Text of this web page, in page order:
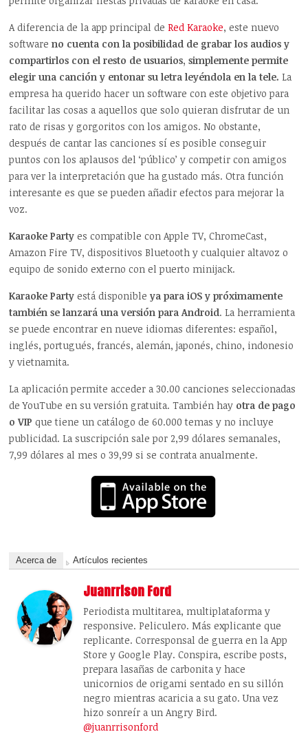
A diferencia de la app principal deRed Karaoke, este nuevo
software no cuenta con la posibilidad de grabar los audios y
compartirlos con el resto de usuarios, simplemente permite
elegir una canción y entonar su letra leyéndola en la tele. La
empresa ha querido hacer un software con este objetivo para
facilitar las cosas a aquellos que solo quieran disfrutar de un
rato de risas y gorgoritos con los amigos. No obstante,
después de cantar las canciones sí es posible conseguir
puntos con los aplausos del ‘público’ y competir con amigos
para ver la interpretación que ha gustado más. Otra función
interesante es que se pueden añadir efectos para mejorar la
voz.
Karaoke Party es compatible con Apple TV, ChromeCast,
Amazon Fire TV, dispositivos Bluetooth y cualquier altavoz o
equipo de sonido externo con el puerto minijack.
Karaoke Party está disponibleya para iOS y próximamente
también se lanzará una versión para Android. La herramienta
se puede encontrar en nueve idiomas diferentes: español,
inglés, portugués, francés, alemán, japonés, chino, indonesio
y vietnamita.
La aplicación permite acceder a 30.00 canciones seleccionadas
de YouTube en su versión gratuita. También hay otra de pago
o VIP que tiene un catálogo de 60.000 temas y no incluye
publicidad. La suscripción sale por 2,99 dólares semanales,
7,99 dólares al mes o 39,99 si se contrata anualmente.
Acerca de Artículos recientes
Juanrrison Ford
Periodista multitarea, multiplataforma y
responsive. Peliculero. Más explicante que
replicante. Corresponsal de guerra en la App
Store y Google Play. Conspira, escribe posts,
prepara lasañas de carbonita y hace
unicornios de origami sentado en su sillón
negro mientras acaricia a su gato. Una vez
hizo sonreír a un Angry Bird.
@juanrrisonford